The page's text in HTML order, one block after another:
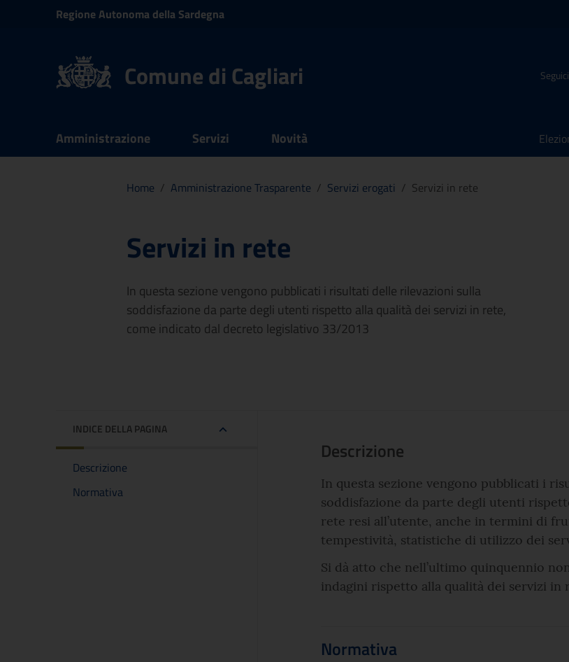
Vai ai contenuti
RegioneAutonoma della Sardegna
Comune di Cagliari
Submenu
Amministrazione Servizi
Novità
Home / Amministrazione Trasparente / Servizi erogati / Servizi in rete
Servizi in rete
In questa sezione vengono pubblicati i risultati delle rilevazioni sulla
soddisfazione da parte degli utenti rispetto alla qualità dei servizi in rete,
come indicato dal decreto legislativo 33/2013
INDICE DELLA PAGINA
Descrizione
Normativa
Descrizione
In questa sezione vengono pubblicati i
soddisfazione da parte degli utenti
rete resi all’utente, anche in termini di
tempestività, statistiche di utilizzo dei
Si dà atto che nell’ultimo quinquennio
indagini rispetto alla qualità dei servizi in
Normativa